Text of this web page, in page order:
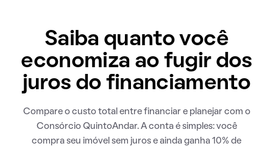
Saiba quanto você
economiza ao fugir dos
juros do financiamento
Compare o custo total entre financiar e planejar com o
Consórcio QuintoAndar. A conta é simples: você
compra seu imóvel sem juros e ainda ganha 10% de